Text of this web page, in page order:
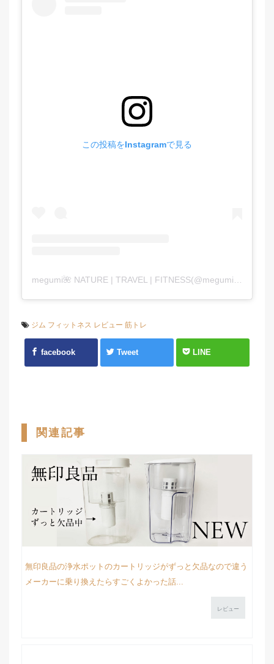
この投稿をInstagramで見る
ジム フィットネス レビュー 筋トレ
facebook Tweet LINE
関連記事
無印良品の浄水ポットのカートリッジがずっと欠品なので違う
メーカーに乗り換えたらすごくよかった話...
レビュー